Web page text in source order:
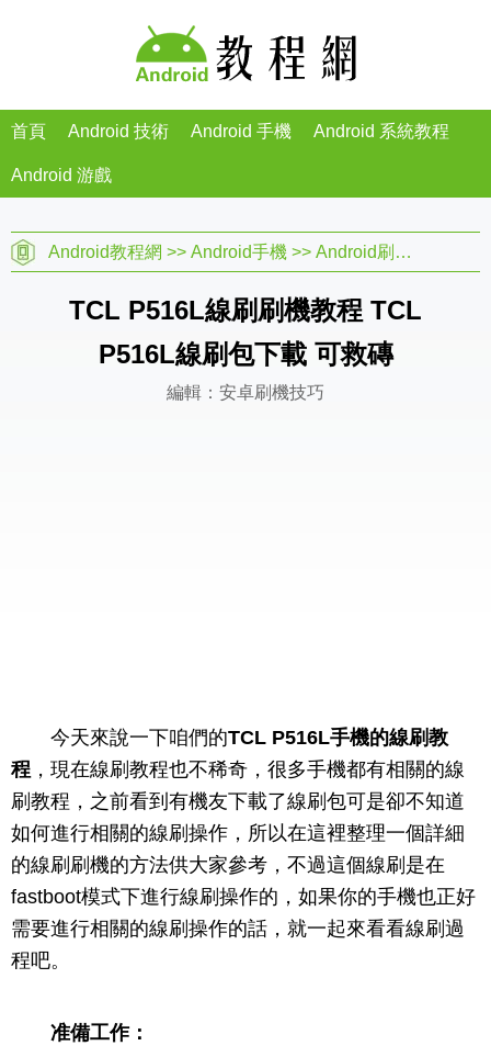
首頁 Android 技術 Android 手機 Android 系統教程
Android 游戲
Android教程網 >> Android手機 >> Android刷機教程
TCL P516L線刷刷機教程 TCL
P516L線刷包下載 可救磚
編輯：安卓刷機技巧
今天來說一下咱們的TCL P516L手機的線刷教
程 ，現在線刷教程也不稀奇，很多手機都有相關的線
刷教程，之前看到有機友下載了線刷包可是卻不知道
如何進行相關的線刷操作，所以在這裡整理一個詳細
的線刷刷機的方法供大家參考，不過這個線刷是在
fastboot模式下進行線刷操作的，如果你的手機也正好
需要進行相關的線刷操作的話，就一起來看看線刷過
程吧。
准備工作：